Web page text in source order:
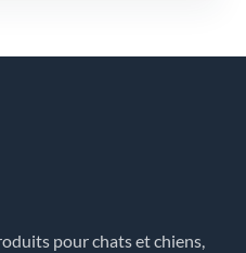
pour chats et chiens,